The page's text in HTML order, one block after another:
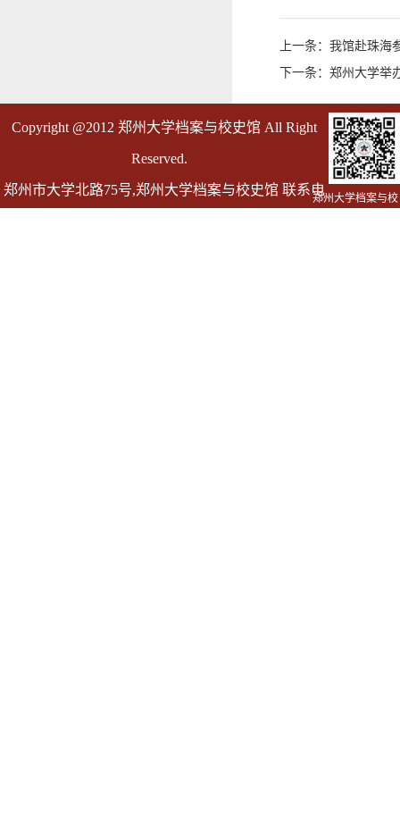
上一条：我馆赴珠
下一条：郑州大学举
Copyright @2012 郑州大学档案与校史馆 All Right
Reserved.
郑州市大学北路75号,郑州大学档案与校史馆 联系电
郑州大学档案与校